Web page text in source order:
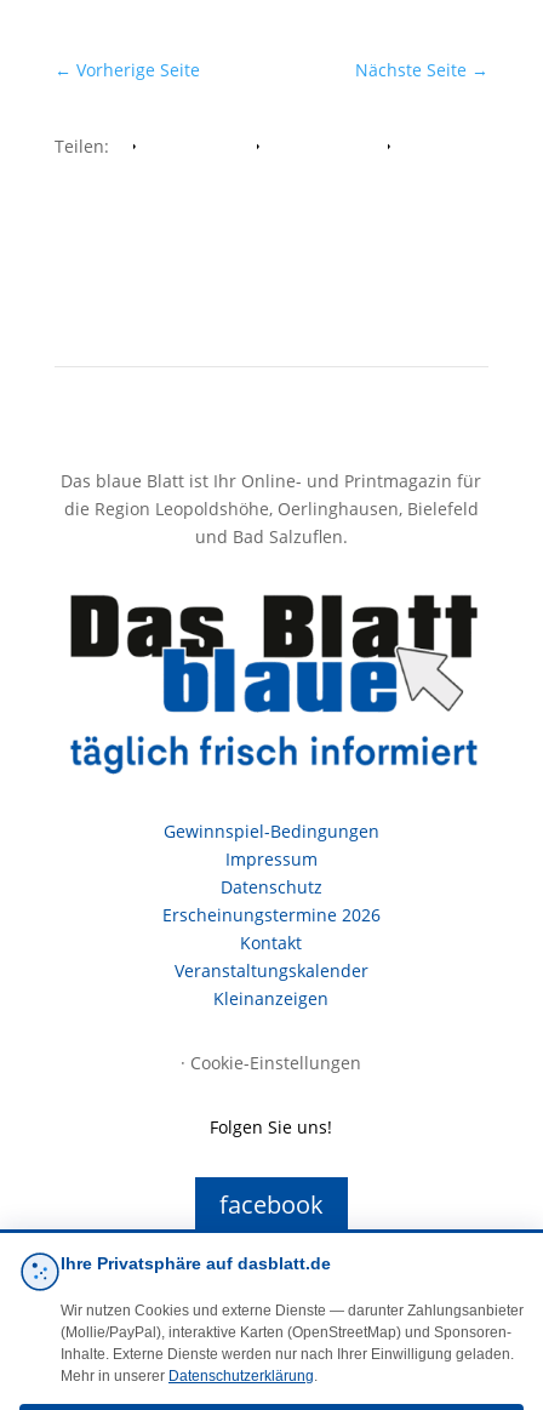
← Vorherige Seite Nächste Seite →
Teilen: Facebook Whatsapp Twitter
Das blaue Blatt ist Ihr Online- und Printmagazin für
die Region Leopoldshöhe, Oerlinghausen, Bielefeld
und Bad Salzuflen.
Gewinnspiel-Bedingungen
Impressum
Datenschutz
Erscheinungstermine 2026
Kontakt
Veranstaltungskalender
Kleinanzeigen
· Cookie-Einstellungen
Folgen Sie uns!
facebook
E-Mail
Ihre Privatsphäre auf dasblatt.de
Wir nutzen Cookies und externe Dienste — darunter Zahlungsanbieter
(Mollie/PayPal), interaktive Karten (OpenStreetMap) und Sponsoren-
Inhalte. Externe Dienste werden nur nach Ihrer Einwilligung geladen.
Mehr in unserer Datenschutzerklärung.